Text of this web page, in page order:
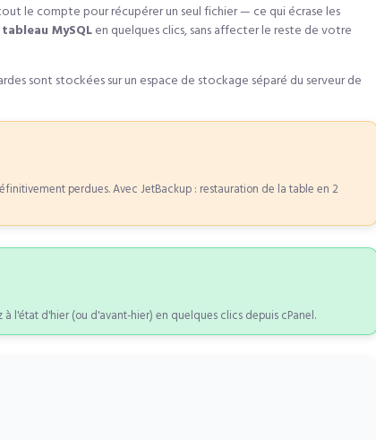
le compte pour récupérer un seul fichier — ce qui écrase les
MySQLen quelques clics, sans affecter le reste de votre
sont stockées sur un espace de stockage séparé du serveur de
perdues. Avec JetBackup : restauration de la table en 2
l'état d'hier (ou d'avant-hier) en quelques clics depuis cPanel.